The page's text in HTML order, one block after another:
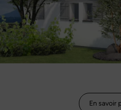
En savoir